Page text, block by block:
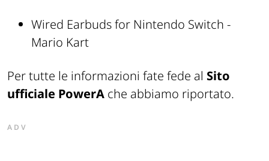
Wired Earbuds for Nintendo Switch -
Mario Kart
Per tutte le informazioni fate fede al Sito
ufficiale PowerA che abbiamo riportato.
ADV